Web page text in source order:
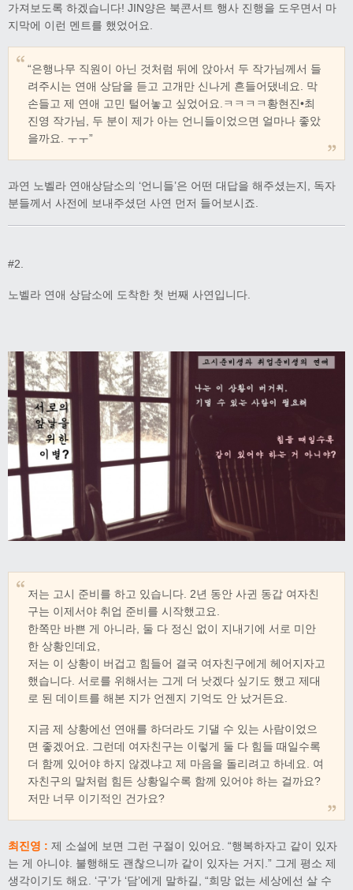
가져보도록 하겠습니다! JIN양은 북콘서트 행사 진행을 도우면서 마
지막에 이런 멘트를 했었어요.
“은행나무 직원이 아닌 것처럼 뒤에 앉아서 두 작가님께서 들
려주시는 연애 상담을 듣고 고개만 신나게 흔들어댔네요. 막
손들고 제 연애 고민 털어놓고 싶었어요.ㅋㅋㅋㅋ황현진•최
진영 작가님, 두 분이 제가 아는 언니들이었으면 얼마나 좋았
을까요. ㅜㅜ”
과연 노벨라 연애상담소의 ‘언니들’은 어떤 대답을 해주셨는지, 독자
분들께서 사전에 보내주셨던 사연 먼저 들어보시죠.
#2.
노벨라 연애 상담소에 도착한 첫 번째 사연입니다.
저는 고시 준비를 하고 있습니다. 2년 동안 사귄 동갑 여자친
구는 이제서야 취업 준비를 시작했고요.
한쪽만 바쁜 게 아니라, 둘 다 정신 없이 지내기에 서로 미안
한 상황인데요,
저는 이 상황이 버겁고 힘들어 결국 여자친구에게 헤어지자고
했습니다. 서로를 위해서는 그게 더 낫겠다 싶기도 했고 제대
로 된 데이트를 해본 지가 언젠지 기억도 안 났거든요.
지금 제 상황에선 연애를 하더라도 기댈 수 있는 사람이었으
면 좋겠어요. 그런데 여자친구는 이렇게 둘 다 힘들 때일수록
더 함께 있어야 하지 않겠냐고 제 마음을 돌리려고 하네요. 여
자친구의 말처럼 힘든 상황일수록 함께 있어야 하는 걸까요?
저만 너무 이기적인 건가요?
최진영 : 제 소설에 보면 그런 구절이 있어요. “행복하자고 같이 있자
는 게 아니야. 불행해도 괜찮으니까 같이 있자는 거지.” 그게 평소 제
생각이기도 해요. ‘구’가 ‘담’에게 말하길, “희망 없는 세상에선 살 수